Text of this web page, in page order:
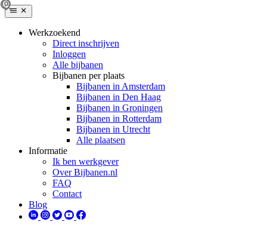
Werkzoekend
Direct inschrijven
Inloggen
Alle bijbanen
Bijbanen per plaats
Bijbanen in Amsterdam
Bijbanen in Den Haag
Bijbanen in Groningen
Bijbanen in Rotterdam
Bijbanen in Utrecht
Alle plaatsen
Informatie
Ik ben werkgever
Over Bijbanen.nl
FAQ
Contact
Blog